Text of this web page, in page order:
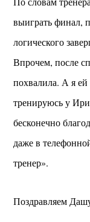
выиграть финал,
логического
Впрочем, после
похвалила. А я
тренируюсь у
бесконечно
даже в
тренер».
Поздравляем